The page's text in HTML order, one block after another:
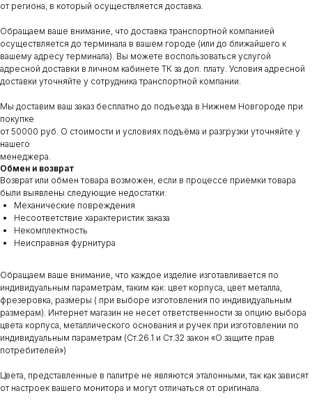
от региона, в который осуществляется доставка.
Обращаем ваше внимание, что доставка транспортной компанией
осуществляется до терминала в вашем городе (или до ближайшего к
вашему адресу терминала). Вы можете воспользоваться услугой
адресной доставки в личном кабинете ТК за доп. плату. Условия адресной
доставки уточняйте у сотрудника транспортной компании.
Мы доставим ваш заказ бесплатно до подъезда в Нижнем Новгороде при
покупке
от 50000 руб. О стоимости и условиях подъёма и разгрузки уточняйте у
нашего
менеджера.
Обмен и возврат
Возврат или обмен товара возможен, если в процессе приемки товара
были выявлены следующие недостатки:
Механические повреждения
Несоответствие характеристик заказа
Некомплектность
Неисправная фурнитура
Обращаем ваше внимание, что каждое изделие изготавливается по
индивидуальным параметрам, таким как: цвет корпуса, цвет металла,
фрезеровка, размеры ( при выборе изготовления по индивидуальным
размерам). Интернет магазин не несет ответственности за опцию выбора
цвета корпуса, металлического основания и ручек при изготовлении по
индивидуальным параметрам (Ст.26.1 и Ст.32 закон «О защите прав
потребителей»)
Цвета, представленные в палитре не являются эталонными, так как зависят
от настроек вашего монитора и могут отличаться от оригинала.